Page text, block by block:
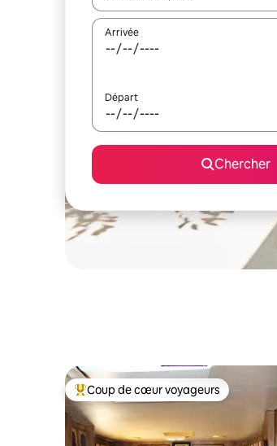
Arrivée
Départ
Chercher
Coup de cœur voyageurs parmi les
Coup de cœur voyageurs